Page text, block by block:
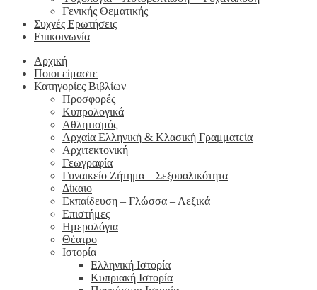
Γενικής Θεματικής
Συχνές Ερωτήσεις
Επικοινωνία
Αρχική
Ποιοι είμαστε
Κατηγορίες Βιβλίων
Προσφορές
Κυπρολογικά
Αθλητισμός
Αρχαία Ελληνική & Κλασική Γραμματεία
Αρχιτεκτονική
Γεωγραφία
Γυναικείο Ζήτημα – Σεξουαλικότητα
Δίκαιο
Εκπαίδευση – Γλώσσα – Λεξικά
Επιστήμες
Ημερολόγια
Θέατρο
Ιστορία
Ελληνική Ιστορία
Κυπριακή Ιστορία